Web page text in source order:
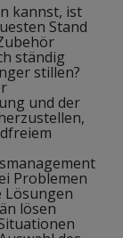
kannst, ist
Stand
ständig
stillen?
und der
Problemen
Lösungen
lösen